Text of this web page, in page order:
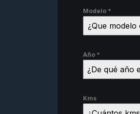
Modelo *
Año *
¿De qué año
Kms